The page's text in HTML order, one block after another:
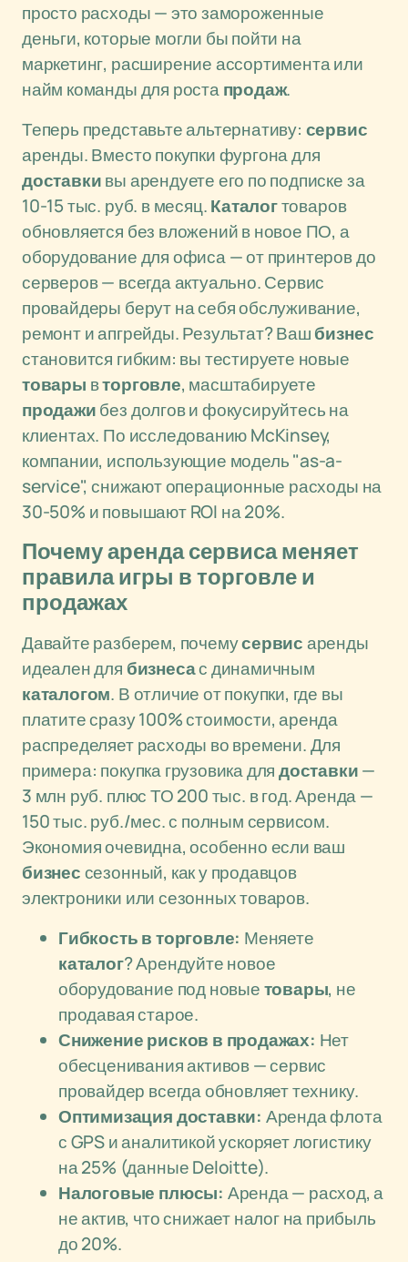
просто расходы — это замороженные
деньги, которые могли бы пойти на
маркетинг, расширение ассортимента или
найм команды для ростапродаж.
Теперь представьте альтернативу: сервис
аренды. Вместо покупки фургона для
доставкивы арендуете его по подписке за
10-15 тыс. руб. в месяц.Каталогтоваров
обновляется без вложений в новое ПО, а
оборудование для офиса — от принтеров до
серверов — всегда актуально. Сервис
провайдеры берут на себя обслуживание,
ремонт и апгрейды. Результат? Вашбизнес
становится гибким: вы тестируете новые
товары вторговле, масштабируете
продажибез долгов и фокусируйтесь на
клиентах. По исследованию McKinsey,
компании, использующие модель "as-a-
service", снижают операционные расходы на
30-50% и повышают ROI на 20%.
Почему аренда сервиса меняет
правила игры в торговле и
продажах
Давайте разберем, почемусервис аренды
идеален для бизнесас динамичным
каталогом. В отличие от покупки, где вы
платите сразу 100% стоимости, аренда
распределяет расходы во времени. Для
примера: покупка грузовика длядоставки—
3 млн руб. плюс ТО 200 тыс. в год. Аренда —
150 тыс. руб./мес. с полным сервисом.
Экономия очевидна, особенно если ваш
бизнессезонный, как у продавцов
электроники или сезонных товаров.
Гибкость в торговле: Меняете
каталог? Арендуйте новое
оборудование под новыетовары, не
продавая старое.
Снижение рисков в продажах: Нет
обесценивания активов — сервис
провайдер всегда обновляет технику.
Оптимизация доставки: Аренда флота
с GPS и аналитикой ускоряет логистику
на 25% (данные Deloitte).
Налоговые плюсы: Аренда — расход, а
не актив, что снижает налог на прибыль
до 20%.